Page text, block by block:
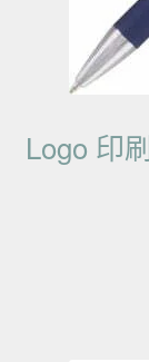
Logo 印